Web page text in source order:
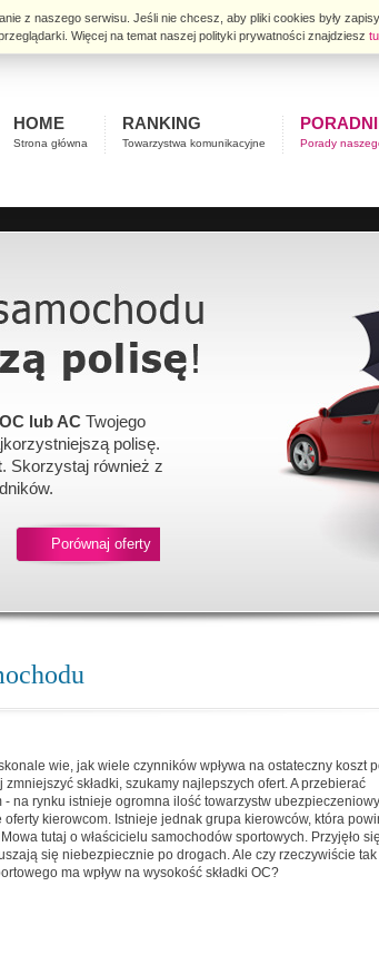
z naszego serwisu. Jeśli nie chcesz, aby pliki cookies były
Więcej na temat naszej polityki prywatności znajdziesz
HOME
Strona główna
RANKING
Towarzystwa komunikacyjne Porady
lub AC Twojego
polisę.
. Skorzystaj również z
Porównaj oferty
wie, jak wiele czynników wpływa na ostateczny koszt
składki, szukamy najlepszych ofert. A przebierać
na rynku istnieje ogromna ilość towarzystw
kierowcom. Istnieje jednak grupa kierowców, która
tutaj o właścicielu samochodów sportowych. Przyjęło
się niebezpiecznie po drogach. Ale czy rzeczywiście tak
ma wpływ na wysokość składki OC?